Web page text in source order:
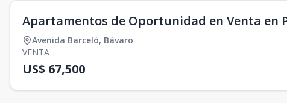
Apartamentos de Oportunidad en Venta en
Avenida Barceló, Bávaro
VENTA
US$ 67,500